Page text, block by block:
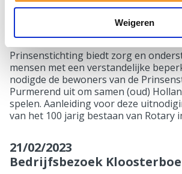
Weigeren
Prinsenstichting biedt zorg en
mensen met een verstandelijke
nodigde de bewoners van de
Purmerend uit om samen (oud)
spelen. Aanleiding voor deze
van het 100 jarig bestaan van Rotary
21/02/2023
Bedrijfsbezoek